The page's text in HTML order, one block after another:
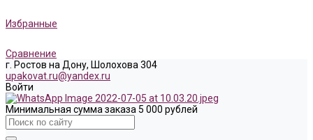
Избранные
Сравнение
г. Ростов на Дону, Шолохова 304
upakovat.ru@yandex.ru
Войти
Минимальная сумма заказа 5 000 рублей